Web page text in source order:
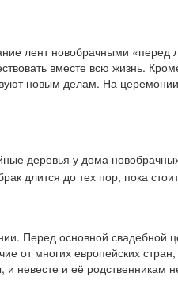
лент новобрачными
вместе всю жизнь.
новым делам. На
деревья у дома
длится до тех пор, пока
Перед основной свадебной
многих европейских
невесте и её родственникам